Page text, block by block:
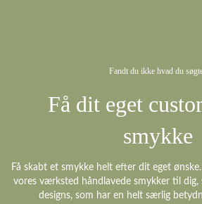
Fandt du ikke hvad du
Få dit eget
smykke
Få skabt et smykke helt efter dit eget
vores værksted håndlavede smykker til
designs, som har en helt særlig